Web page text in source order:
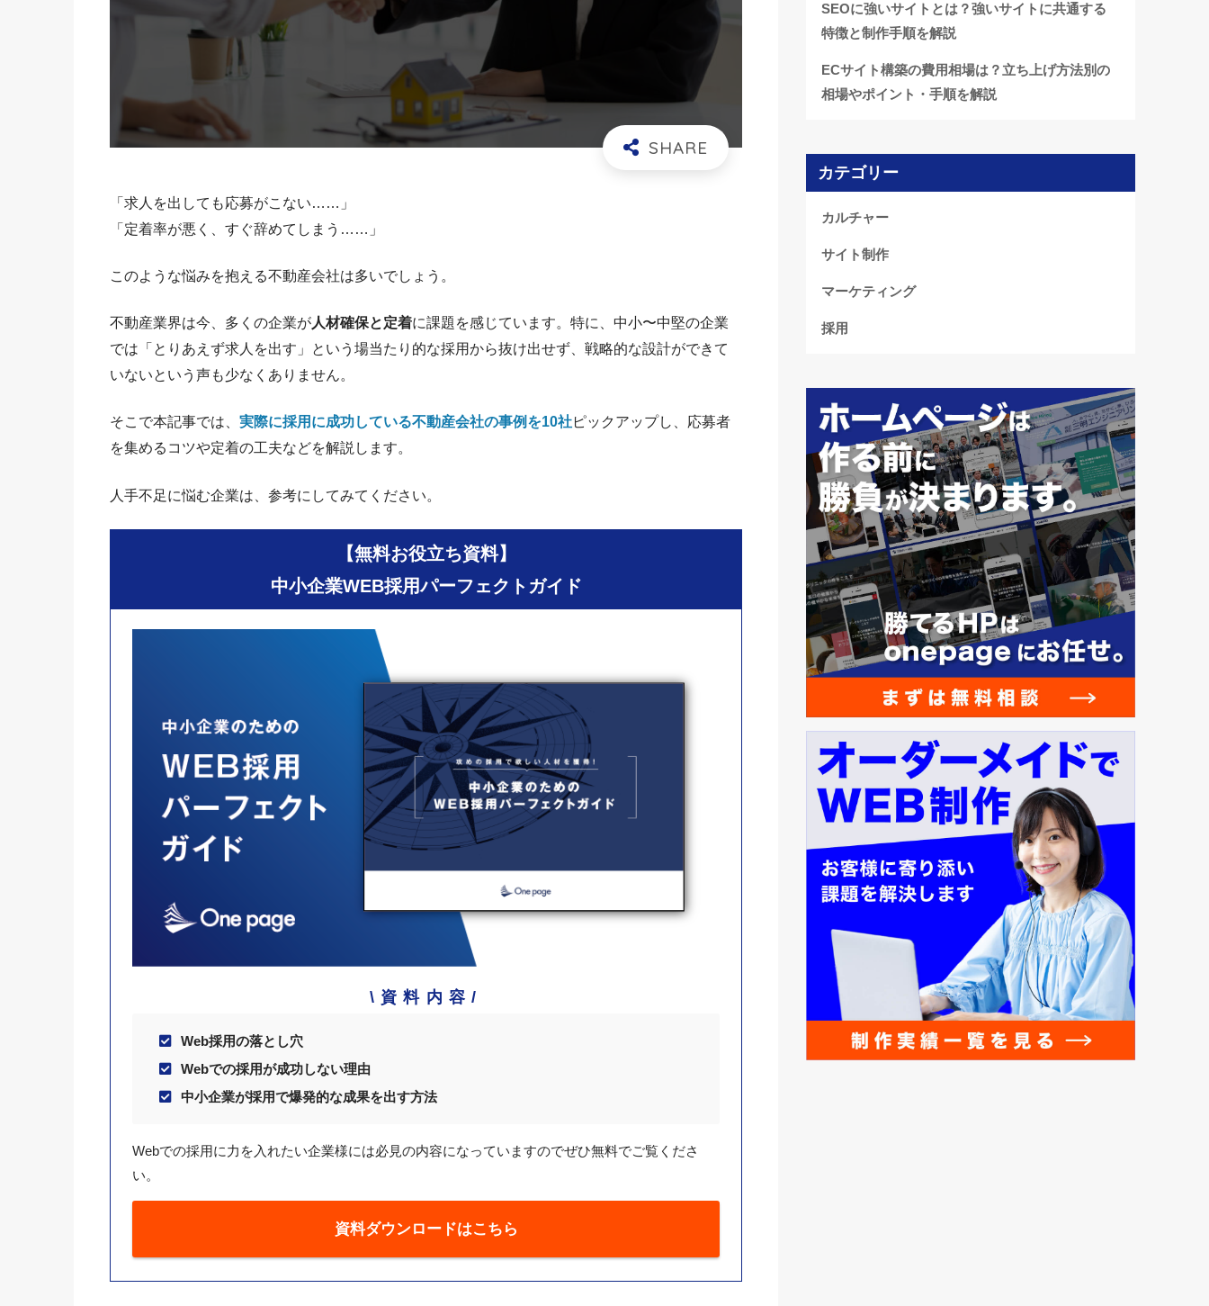
「求人を出しても応募がこない……」
「定着率が悪く、すぐ辞めてしまう……」
このような悩みを抱える不動産会社は多いでしょう。
不動産業界は今、多くの企業が人材確保と定着に課題を感じています。特に、中小〜中堅の企業
では「とりあえず求人を出す」という場当たり的な採用から抜け出せず、戦略的な設計ができて
いないという声も少なくありません。
そこで本記事では、 実際に採用に成功している不動産会社の事例を10社ピックアップし、応募者
を集めるコツや定着の工夫などを解説します。
人手不足に悩む企業は、参考にしてみてください。
【無料お役立ち資料】
中小企業WEB採用パーフェクトガイド
資料内容
Web採用の落とし穴
Webでの採用が成功しない理由
中小企業が採用で爆発的な成果を出す方法
Webでの採用に力を入れたい企業様には必見の内容になっていますのでぜひ無料でご覧くださ
い。
資料ダウンロードはこちら
SEOに強いサイトとは？強いサイトに共通する
特徴と制作手順を解説
ECサイト構築の費用相場は？立ち上げ方法別の
相場やポイント・手順を解説
カテゴリー
カルチャー
サイト制作
マーケティング
採用